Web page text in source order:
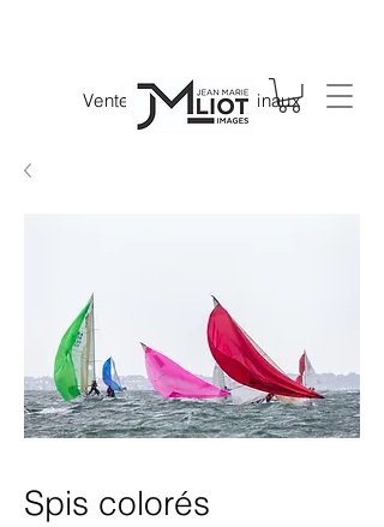
Vente de tirages originaux
Spis colorés